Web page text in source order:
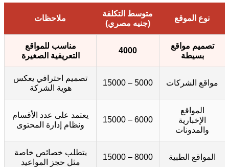
نوع الموقع
متوسط التكلفة
(جنيه مصري)
ملاحظات
تصميم مواقع
بسيطة
4000
مناسب للمواقع
التعريفية الصغيرة
مواقع الشركات 5000 – 15000
تصميم احترافي يعكس
هوية الشركة
المواقع
الإخبارية
والمدونات
6000 – 15000
يعتمد على عدد الأقسام
ونظام إدارة المحتوى
المواقع الطبية 8000 – 15000
يتطلب خصائص خاصة
مثل حجز المواعيد